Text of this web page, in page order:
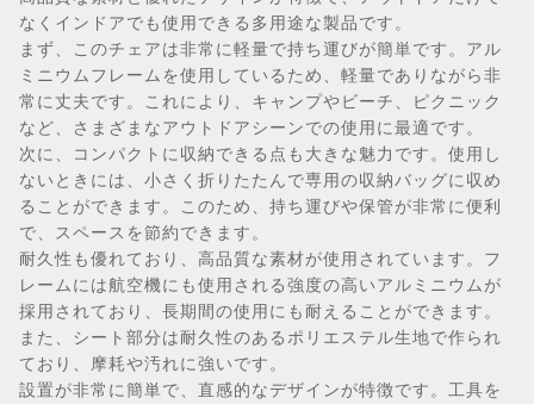
なくインドアでも使用できる多用途な製品です。
まず、このチェアは非常に軽量で持ち運びが簡単です。アル
ミニウムフレームを使用しているため、軽量でありながら非
常に丈夫です。これにより、キャンプやビーチ、ピクニック
など、さまざまなアウトドアシーンでの使用に最適です。
次に、コンパクトに収納できる点も大きな魅力です。使用し
ないときには、小さく折りたたんで専用の収納バッグに収め
ることができます。このため、持ち運びや保管が非常に便利
で、スペースを節約できます。
耐久性も優れており、高品質な素材が使用されています。フ
レームには航空機にも使用される強度の高いアルミニウムが
採用されており、長期間の使用にも耐えることができます。
また、シート部分は耐久性のあるポリエステル生地で作られ
ており、摩耗や汚れに強いです。
設置が非常に簡単で、直感的なデザインが特徴です。工具を